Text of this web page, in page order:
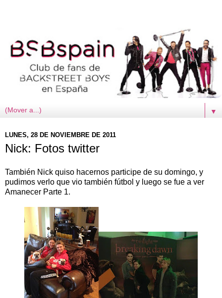
▼
LUNES, 28 DE NOVIEMBRE DE 2011
Nick: Fotos twitter
También Nick quiso hacernos participe de su domingo, y
pudimos verlo que vio también fútbol y luego se fue a ver
Amanecer Parte 1.